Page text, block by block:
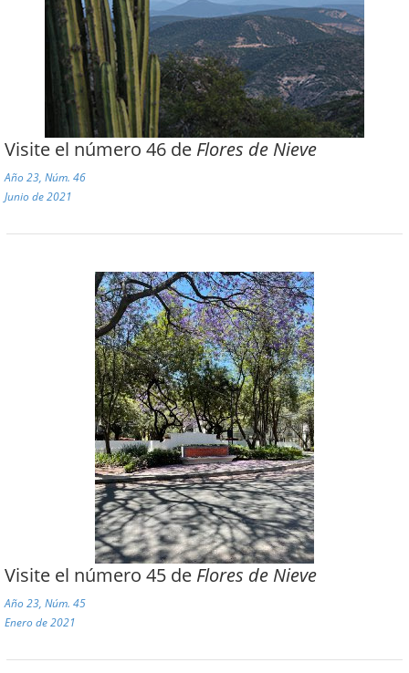
Visite el número 46 de Flores de Nieve
Año 23, Núm. 46
Junio de 2021
Visite el número 45 de Flores de Nieve
Año 23, Núm. 45
Enero de 2021